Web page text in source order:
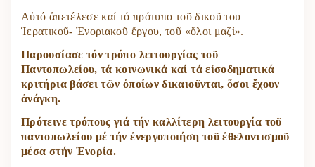
Αὐτό ἀπετέλεσε καί τό πρότυπο τοῦ δικοῦ του
Ἱερατικοῦ- Ἐνοριακοῦ ἔργου, τοῦ «ὅλοι μαζί».
Παρουσίασε τόν τρόπο λειτουργίας τοῦ
Παντοπωλείου, τά κοινωνικά καί τά εἰσοδηματικά
κριτήρια βάσει τῶν ὁποίων δικαιοῦνται, ὅσοι ἔχουν
ἀνάγκη.
Πρότεινε τρόπους γιά τήν καλλίτερη λειτουργία τοῦ
παντοπωλείου μέ τήν ἐνεργοποιήση τοῦ ἐθελοντισμοῦ
μέσα στήν Ἐνορία.